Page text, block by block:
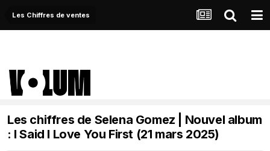
Les Chiffres de ventes
Les chiffres de Selena Gomez | Nouvel album
: I Said I Love You First (21 mars 2025)